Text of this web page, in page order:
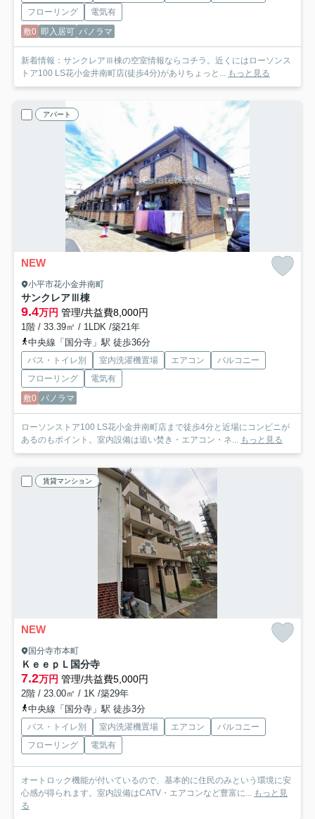
フローリング
電気有
敷0 即入居可 パノラマ
新着情報：サンクレアⅢ棟の空室情報ならコチラ。近くにはローソンス
トア100 LS花小金井南町店(徒歩4分)がありちょっと... もっと見る
アパート
NEW
小平市花小金井南町
サンクレアⅢ棟
9.4万円 管理/共益費8,000円
1階 / 33.39㎡ / 1LDK /築21年
中央線「国分寺」駅 徒歩36分
バス・トイレ別 室内洗濯機置場 エアコン
バルコニー
フローリング
電気有
敷0 パノラマ
ローソンストア100 LS花小金井南町店まで徒歩4分と近場にコンビニが
あるのもポイント。室内設備は追い焚き・エアコン・ネ... もっと見る
賃貸マンション
NEW
国分寺市本町
ＫｅｅｐＬ国分寺
7.2万円 管理/共益費5,000円
2階 / 23.00㎡ / 1K /築29年
中央線「国分寺」駅 徒歩3分
バス・トイレ別 室内洗濯機置場 エアコン
バルコニー
フローリング
電気有
オートロック機能が付いているので、基本的に住民のみという環境に安
心感が得られます。室内設備はCATV・エアコンなど豊富に... もっと見
る